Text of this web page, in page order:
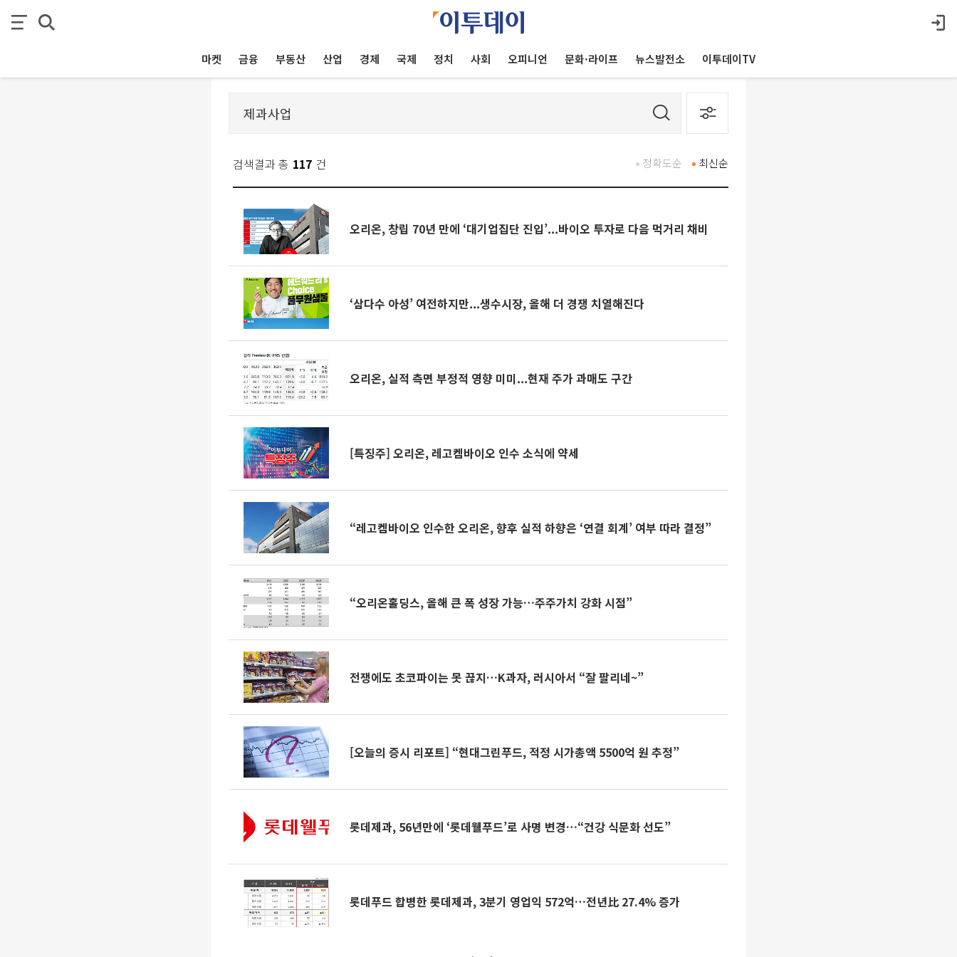
마켓 금융 부동산 산업 경제 국제 정치 사회 오피니언 문화·라이프 뉴스발전소 이투데이TV
검색결과 총 117 건 최신순
정확도순
오리온, 창립 70년 만에 ‘대기업집단 진입’...바이오 투자로 다음 먹거리 채비
‘삼다수 아성’ 여전하지만...생수시장, 올해 더 경쟁 치열해진다
오리온, 실적 측면 부정적 영향 미미...현재 주가 과매도 구간
[특징주] 오리온, 레고켐바이오 인수 소식에 약세
“레고켐바이오 인수한 오리온, 향후 실적 하향은 ‘연결 회계’ 여부 따라 결정”
“오리온홀딩스, 올해 큰 폭 성장 가능…주주가치 강화 시점”
전쟁에도 초코파이는 못 끊지…K과자, 러시아서 “잘 팔리네~”
[오늘의 증시 리포트] “현대그린푸드, 적정 시가총액 5500억 원 추정”
롯데제과, 56년만에 ‘롯데웰푸드’로 사명 변경…“건강 식문화 선도”
롯데푸드 합병한 롯데제과, 3분기 영업익 572억…전년比 27.4% 증가